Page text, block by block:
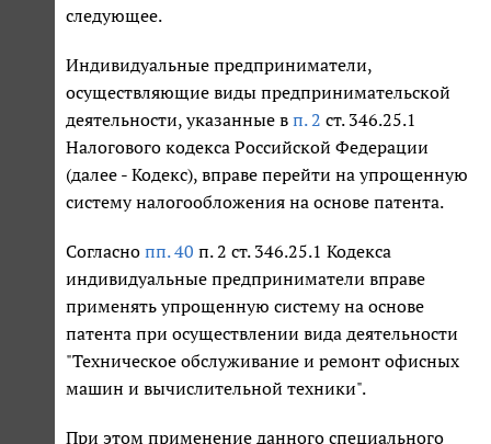
следующее.
Индивидуальные предприниматели,
осуществляющие виды предпринимательской
деятельности, указанные в п. 2 ст. 346.25.1
Налогового кодекса Российской Федерации
(далее - Кодекс), вправе перейти на упрощенную
систему налогообложения на основе патента.
Согласно пп. 40 п. 2 ст. 346.25.1 Кодекса
индивидуальные предприниматели вправе
применять упрощенную систему на основе
патента при осуществлении вида деятельности
"Техническое обслуживание и ремонт офисных
машин и вычислительной техники".
При этом применение данного специального